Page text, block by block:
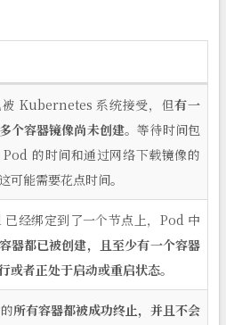
Kubernetes 系统接受，但有一
个容器镜像尚未创建。等待时间包
Pod 的时间和通过网络下载镜像的
可能需要花点时间。
已经绑定到了一个节点上，Pod 中
器都已被创建，且至少有一个容器
或者正处于启动或重启状态。
所有容器都被成功终止，并且不会